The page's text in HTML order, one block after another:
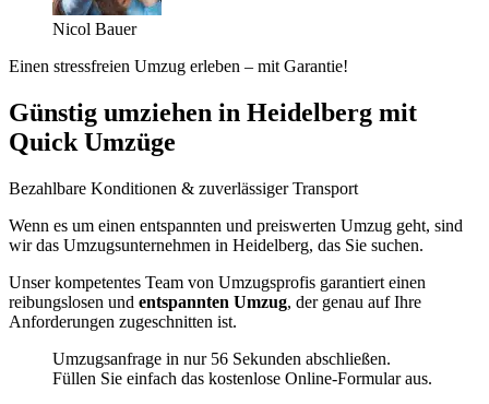
Nicol Bauer
Einen stressfreien Umzug erleben – mit Garantie!
Günstig umziehen in Heidelberg mit
Quick Umzüge
Bezahlbare Konditionen & zuverlässiger Transport
Wenn es um einen entspannten und preiswerten Umzug geht, sind
wir das Umzugsunternehmen in Heidelberg, das Sie suchen.
Unser kompetentes Team von Umzugsprofis garantiert einen
reibungslosen und entspannten Umzug, der genau auf Ihre
Anforderungen zugeschnitten ist.
Umzugsanfrage in nur 56 Sekunden abschließen.
Füllen Sie einfach das kostenlose Online-Formular aus.